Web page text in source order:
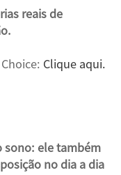
reais de
Clique aqui.
sono: ele também
no dia a dia